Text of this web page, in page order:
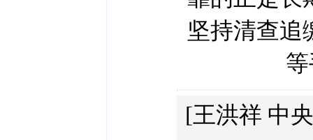
坚持清查追
[王洪祥 中